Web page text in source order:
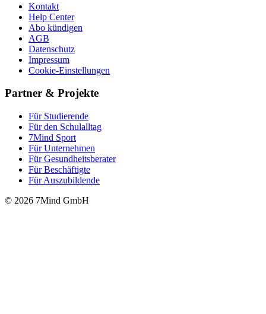
Kontakt
Help Center
Abo kündigen
AGB
Datenschutz
Impressum
Cookie-Einstellungen
Partner & Projekte
Für Stu­die­rende
Für den Schulalltag
7Mind Sport
Für Unter­neh­men
Für Gesund­heits­be­ra­ter
Für Beschäftigte
Für Auszubildende
© 2026 7Mind GmbH